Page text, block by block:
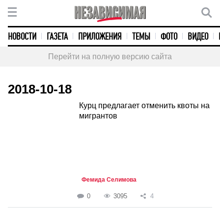
НОВОСТИ ГАЗЕТА ПРИЛОЖЕНИЯ ТЕМЫ ФОТО ВИДЕО
Перейти на полную версию сайта
2018-10-18
Курц предлагает отменить квоты на
мигрантов
Фемида Селимова
0 3095 4